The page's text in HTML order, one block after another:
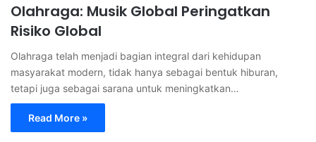
Olahraga: Musik Global Peringatkan
Risiko Global
Olahraga telah menjadi bagian integral dari kehidupan
masyarakat modern, tidak hanya sebagai bentuk hiburan,
tetapi juga sebagai sarana untuk meningkatkan…
Read More »